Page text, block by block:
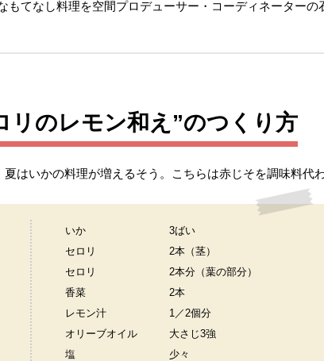
もてなし料理を空間プロデューサー・コーディネーターの
リのレモン和え”のつくり方
はいかの料理が増えるそう。こちらは赤じそを調味料代
いか
3ばい
セロリ
2本（茎）
セロリ
2本分（葉の部分）
香菜
2本
レモン汁
1／2個分
オリーブオイル
大さじ3強
塩
少々